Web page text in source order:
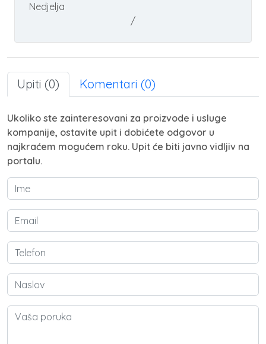
Nedjelja
/
Upiti (0) Komentari (0)
Ukoliko ste zainteresovani za proizvode i usluge
kompanije, ostavite upit i dobićete odgovor u
najkraćem mogućem roku. Upit će biti javno vidljiv na
portalu.